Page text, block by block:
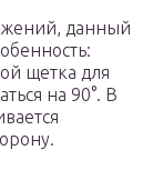
данный
щетка для
на 90°. В